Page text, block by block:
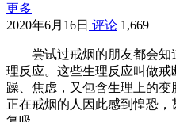
更多
2020年6月16日 评论 1,669
尝试过戒烟的朋友都会
理反应。这些生理反应叫做
躁、焦虑，又包含生理上的
正在戒烟的人因此感到惶恐